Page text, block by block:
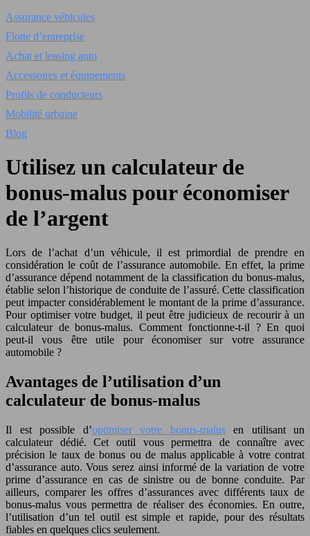
Assurance véhicules
Flotte d’entreprise
Achat et leasing auto
Accessoires et équipements
Profils de conducteurs
Mobilité urbaine
Blog
Utilisez un calculateur de
bonus-malus pour économiser
de l’argent
Lors de l’achat d’un véhicule, il est primordial de prendre en
considération le coût de l’assurance automobile. En effet, la prime
d’assurance dépend notamment de la classification du bonus-malus,
établie selon l’historique de conduite de l’assuré. Cette classification
peut impacter considérablement le montant de la prime d’assurance.
Pour optimiser votre budget, il peut être judicieux de recourir à un
calculateur de bonus-malus. Comment fonctionne-t-il ? En quoi
peut-il vous être utile pour économiser sur votre assurance
automobile ?
Avantages de l’utilisation d’un
calculateur de bonus-malus
Il est possible d’optimiser votre bonus-malusen utilisant un
calculateur dédié. Cet outil vous permettra de connaître avec
précision le taux de bonus ou de malus applicable à votre contrat
d’assurance auto. Vous serez ainsi informé de la variation de votre
prime d’assurance en cas de sinistre ou de bonne conduite. Par
ailleurs, comparer les offres d’assurances avec différents taux de
bonus-malus vous permettra de réaliser des économies. En outre,
l’utilisation d’un tel outil est simple et rapide, pour des résultats
fiables en quelques clics seulement.